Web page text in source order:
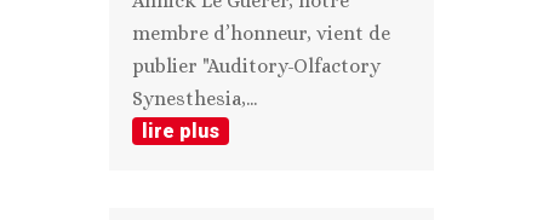
membre d’honneur, vient de
publier "Auditory-Olfactory
Synesthesia,...
lire plus